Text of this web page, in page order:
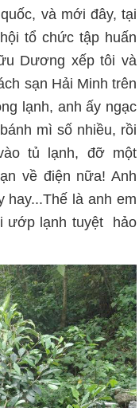
và mới đây, tại
tổ chức tập huấn
Dương xếp tôi và
sạn Hải Minh trên
lạnh, anh ấy ngạc
mì số nhiều, rồi
tủ lạnh, đỡ một
về điện nữa! Anh
hay...Thế là anh em
ướp lạnh tuyệt hảo